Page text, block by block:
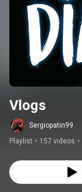
Vlogs
Sergiopatin99
Playlist • 157 videos •